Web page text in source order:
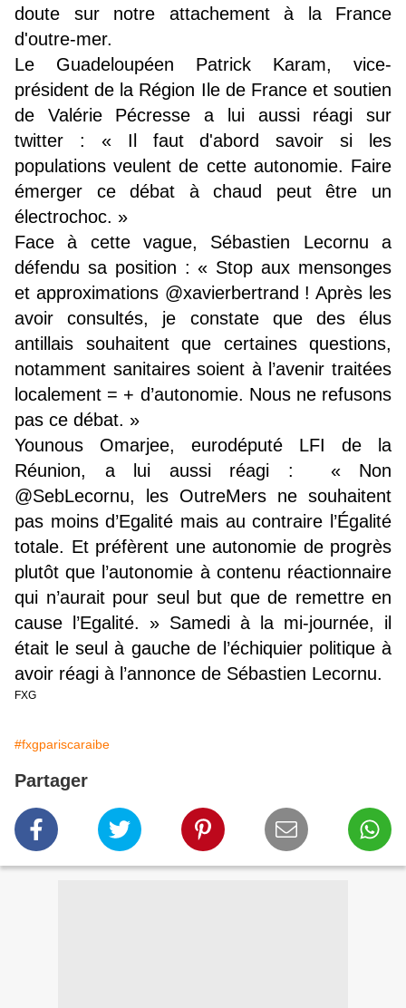
doute sur notre attachement à la France
d'outre-mer.
Le Guadeloupéen Patrick Karam, vice-
président de la Région Ile de France et soutien
de Valérie Pécresse a lui aussi réagi sur
twitter : « Il faut d'abord savoir si les
populations veulent de cette autonomie. Faire
émerger ce débat à chaud peut être un
électrochoc. »
Face à cette vague, Sébastien Lecornu a
défendu sa position : « Stop aux mensonges
et approximations @xavierbertrand ! Après les
avoir consultés, je constate que des élus
antillais souhaitent que certaines questions,
notamment sanitaires soient à l’avenir traitées
localement = + d’autonomie. Nous ne refusons
pas ce débat. »
Younous Omarjee, eurodéputé LFI de la
Réunion, a lui aussi réagi : « Non
@SebLecornu, les OutreMers ne souhaitent
pas moins d’Egalité mais au contraire l’Égalité
totale. Et préfèrent une autonomie de progrès
plutôt que l’autonomie à contenu réactionnaire
qui n’aurait pour seul but que de remettre en
cause l’Egalité. » Samedi à la mi-journée, il
était le seul à gauche de l’échiquier politique à
avoir réagi à l’annonce de Sébastien Lecornu.
FXG
#fxgpariscaraibe
Partager